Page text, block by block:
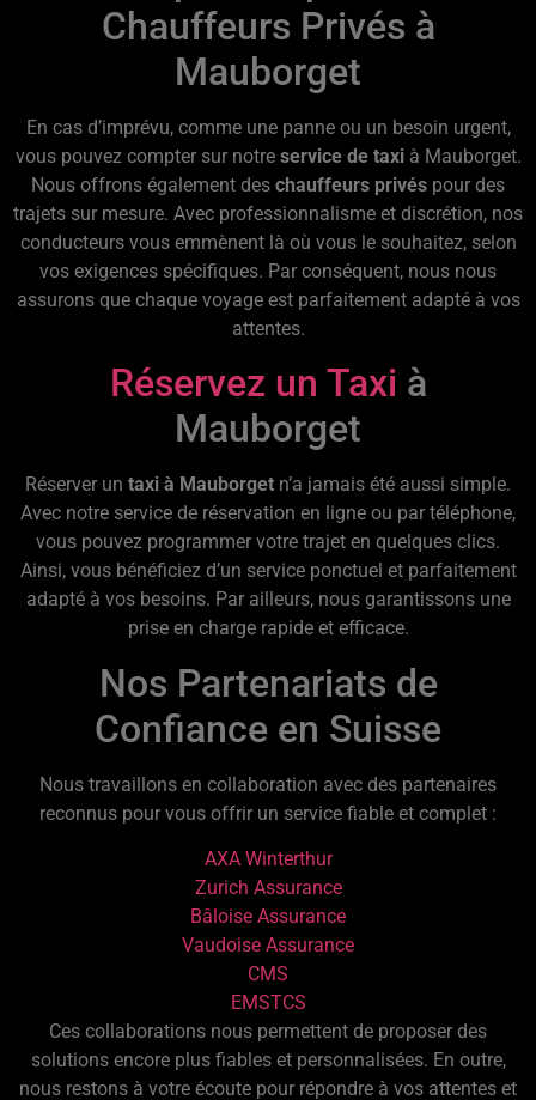
Chauffeurs Privés à
Mauborget
En cas d’imprévu, comme une panne ou un besoin urgent,
vous pouvez compter sur notre service de taxià Mauborget.
Nous offrons également des chauffeurs privés pour des
trajets sur mesure. Avec professionnalisme et discrétion, nos
conducteurs vous emmènent là où vous le souhaitez, selon
vos exigences spécifiques. Par conséquent, nous nous
assurons que chaque voyage est parfaitement adapté à vos
attentes.
Réservez un Taxi à
Mauborget
Réserver un taxi à Mauborget n’a jamais été aussi simple.
Avec notre service de réservation en ligne ou par téléphone,
vous pouvez programmer votre trajet en quelques clics.
Ainsi, vous bénéficiez d’un service ponctuel et parfaitement
adapté à vos besoins. Par ailleurs, nous garantissons une
prise en charge rapide et efficace.
Nos Partenariats de
Confiance en Suisse
Nous travaillons en collaboration avec des partenaires
reconnus pour vous offrir un service fiable et complet :
AXA Winterthur
Zurich Assurance
Bâloise Assurance
Vaudoise Assurance
CMS
EMSTCS
Ces collaborations nous permettent de proposer des
solutions encore plus fiables et personnalisées. En outre,
nous restons à votre écoute pour répondre à vos attentes et